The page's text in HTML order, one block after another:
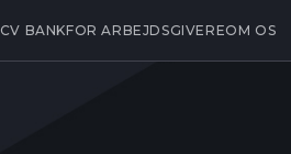
CV BANKFOR ARBEJDSGIVEREOM OS